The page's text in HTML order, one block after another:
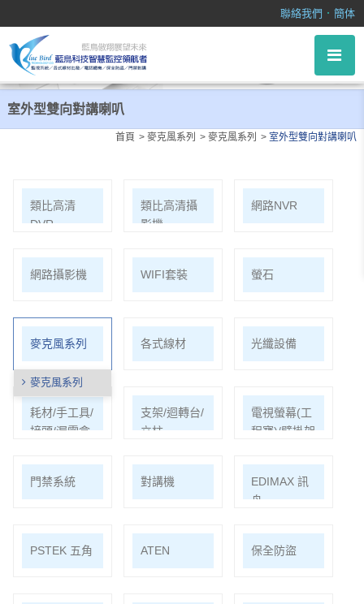
聯絡我們 ． 簡体
室外型雙向對講喇叭
首頁 麥克風系列 麥克風系列 室外型雙向對講喇叭
類比高清
DVR
類比高清攝
影機
網路NVR
網路攝影機 WIFI套裝 螢石
麥克風系列
麥克風系列
各式線材 光纖設備
耗材/手工具/
接頭/漏電盒
支架/迴轉台/
立柱
電視螢幕(工
程寶)/壁掛架
門禁系統 對講機
EDIMAX 訊
舟
PSTEK 五角 ATEN 保全防盜